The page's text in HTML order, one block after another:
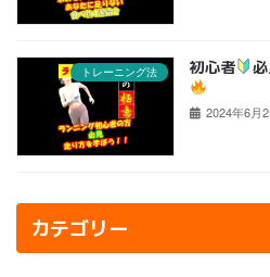
トレーニング法 初心者
2024年6月
カテゴリー